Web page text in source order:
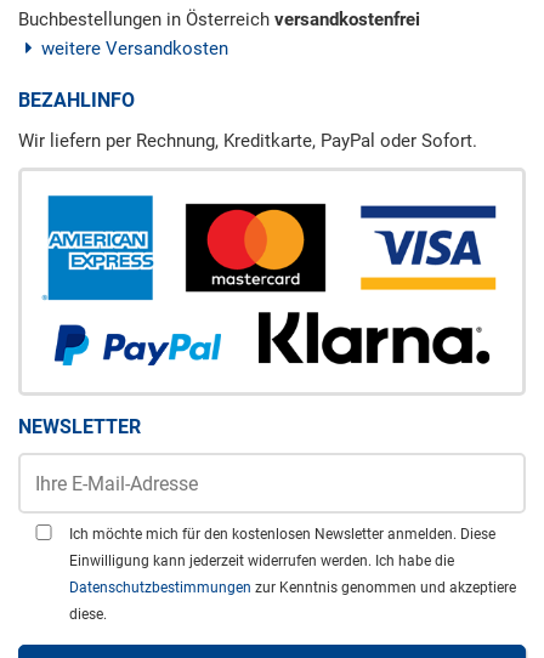
Buchbestellungen in Österreich versandkostenfrei
weitere Versandkosten
BEZAHLINFO
Wir liefern per Rechnung, Kreditkarte, PayPal oder Sofort.
NEWSLETTER
Ich möchte mich für den kostenlosen Newsletter anmelden. Diese
Einwilligung kann jederzeit widerrufen werden. Ich habe die
Datenschutzbestimmungen zur Kenntnis genommen und akzeptiere
diese.